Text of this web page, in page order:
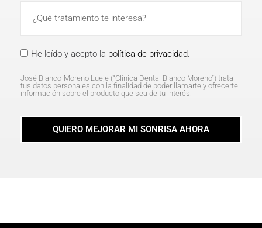
He leído y acepto la política de privacidad.
José Blanco-Moreno Lueje (“Clínica Dental Blanco Moreno”) trata
tus datos personales con la finalidad de poder llamarte y ofrecerte
información sobre el producto que sea de tu interés.
QUIERO MEJORAR MI SONRISA AHORA